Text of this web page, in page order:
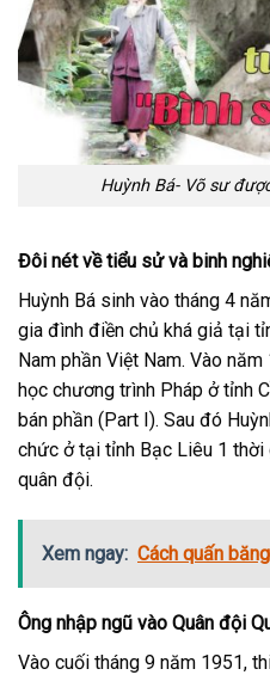
Huỳnh Bá- Võ sư
Đôi nét về tiểu sử và binh
Huỳnh Bá sinh vào tháng 4
gia đình điền chủ khá giả tại
Nam phần Việt Nam. Vào
học chương trình Pháp ở tỉnh
bán phần (Part I). Sau đó
chức ở tại tỉnh Bạc Liêu 1 thời
quân đội.
Xem ngay: Cách quấn
Ông nhập ngũ vào Quân đội
Vào cuối tháng 9 năm 1951,